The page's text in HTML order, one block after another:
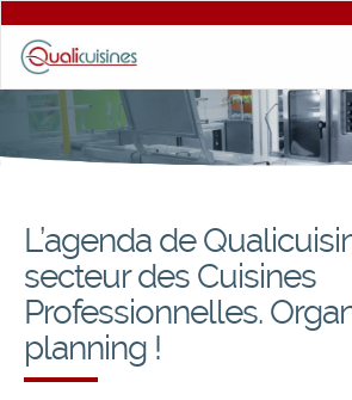
L’agenda de
secteur des Cuisines
Professionnelles.
planning !